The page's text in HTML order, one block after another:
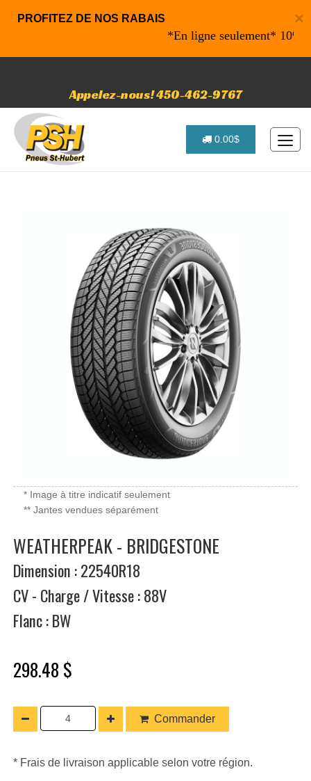
×
PROFITEZ DE NOS RABAIS
*En ligne seulement* 10% de
Appelez-nous! 450-462-9767
0.00$
* Image à titre indicatif seulement
** Jantes vendues séparément
WEATHERPEAK - BRIDGESTONE
Dimension : 22540R18
CV - Charge / Vitesse : 88V
Flanc : BW
298.48 $
Commander
* Frais de livraison applicable selon votre région.